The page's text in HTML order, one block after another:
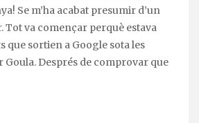
Se m’ha acabat presumir d’un
Tot va començar perquè estava
que sortien a Google sota les
Goula. Després de comprovar que